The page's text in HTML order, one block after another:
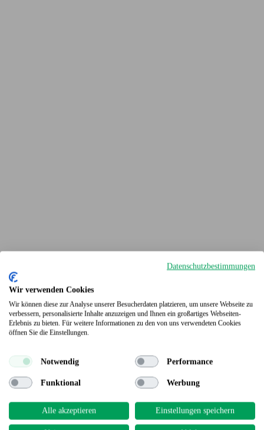
Terrassendielen
Datenschutzbestimmungen
Wir verwenden Cookies
Wir können diese zur Analyse unserer Besucherdaten platzieren, um unsere Webseite zu
verbessern, personalisierte Inhalte anzuzeigen und Ihnen ein großartiges Webseiten-
Erlebnis zu bieten. Für weitere Informationen zu den von uns verwendeten Cookies
öffnen Sie die Einstellungen.
Notwendig Performance
Funktional Werbung
Alle akzeptieren Einstellungen speichern